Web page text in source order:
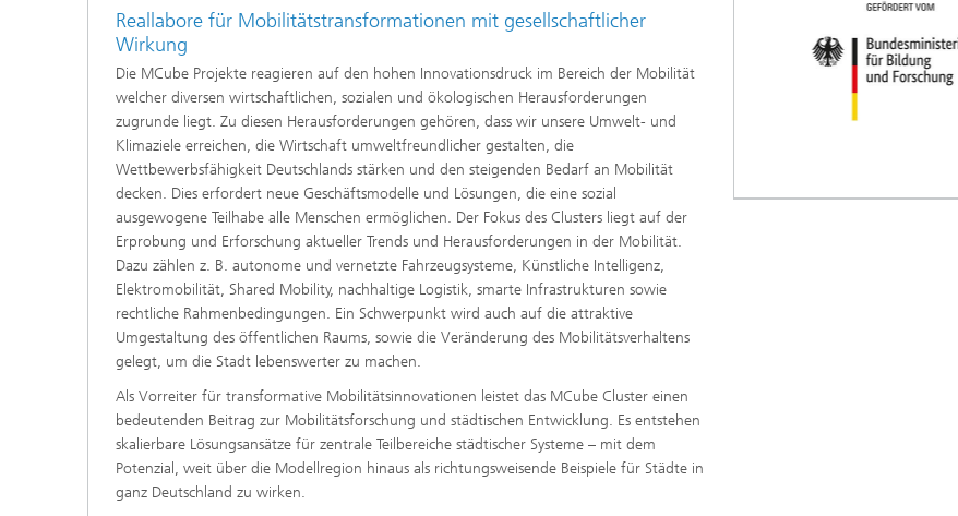
Reallabore für Mobilitätstransformationen mit gesellschaftlicher
Wirkung
Die MCube Projekte reagieren auf den hohen Innovationsdruck im Bereich der Mobilität
welcher diversen wirtschaftlichen, sozialen und ökologischen Herausforderungen
zugrunde liegt. Zu diesen Herausforderungen gehören, dass wir unsere Umwelt- und
Klimaziele erreichen, die Wirtschaft umweltfreundlicher gestalten, die
Wettbewerbsfähigkeit Deutschlands stärken und den steigenden Bedarf an Mobilität
decken. Dies erfordert neue Geschäftsmodelle und Lösungen, die eine sozial
ausgewogene Teilhabe alle Menschen ermöglichen. Der Fokus des Clusters liegt auf der
Erprobung und Erforschung aktueller Trends und Herausforderungen in der Mobilität.
Dazu zählen z. B. autonome und vernetzte Fahrzeugsysteme, Künstliche Intelligenz,
Elektromobilität, Shared Mobility, nachhaltige Logistik, smarte Infrastrukturen sowie
rechtliche Rahmenbedingungen. Ein Schwerpunkt wird auch auf die attraktive
Umgestaltung des öffentlichen Raums, sowie die Veränderung des Mobilitätsverhaltens
gelegt, um die Stadt lebenswerter zu machen.
Als Vorreiter für transformative Mobilitätsinnovationen leistet das MCube Cluster einen
bedeutenden Beitrag zur Mobilitätsforschung und städtischen Entwicklung. Es entstehen
skalierbare Lösungsansätze für zentrale Teilbereiche städtischer Systeme – mit dem
Potenzial, weit über die Modellregion hinaus als richtungsweisende Beispiele für Städte in
ganz Deutschland zu wirken.